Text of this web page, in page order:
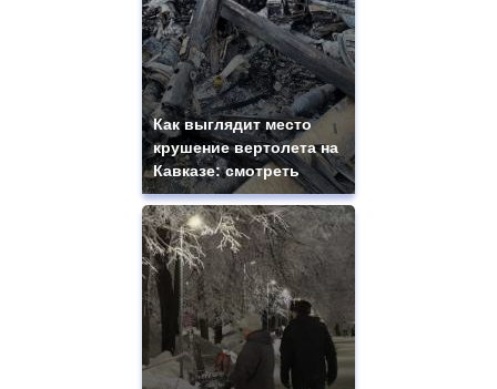
Как выглядит место
крушение вертолета на
Кавказе: смотреть